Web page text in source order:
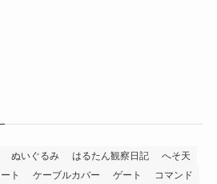
ぬいぐるみ はるたん観察日記
へそ天
ト ケーブルカバー ゲート
コマンド